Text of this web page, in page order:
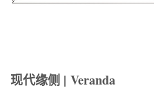
现代缘侧 | Veranda